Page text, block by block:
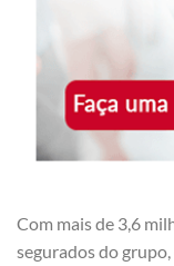
Com mais de 3,6
segurados do